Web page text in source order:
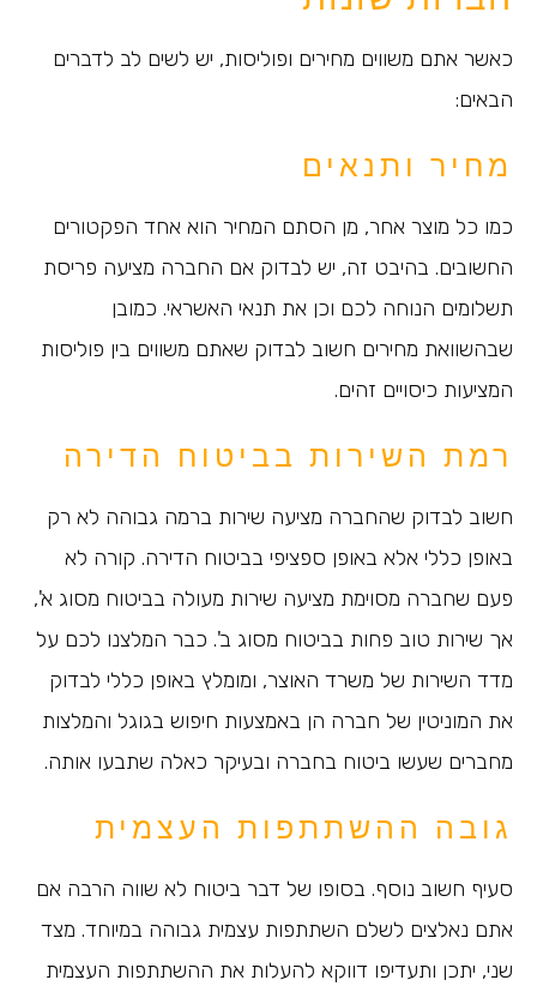
כאשר אתם משווים מחירים ופוליסות, יש לשים לב לדברים
הבאים:
מחיר ותנאים
כמו כל מוצר אחר, מן הסתם המחיר הוא אחד הפקטורים
החשובים. בהיבט זה, יש לבדוק אם החברה מציעה פריסת
תשלומים הנוחה לכם וכן את תנאי האשראי. כמובן
שבהשוואת מחירים חשוב לבדוק שאתם משווים בין פוליסות
המציעות כיסויים זהים.
רמת השירות בביטוח הדירה
חשוב לבדוק שהחברה מציעה שירות ברמה גבוהה לא רק
באופן כללי אלא באופן ספציפי בביטוח הדירה. קורה לא
פעם שחברה מסוימת מציעה שירות מעולה בביטוח מסוג א',
אך שירות טוב פחות בביטוח מסוג ב'. כבר המלצנו לכם על
מדד השירות של משרד האוצר, ומומלץ באופן כללי לבדוק
את המוניטין של חברה הן באמצעות חיפוש בגוגל והמלצות
מחברים שעשו ביטוח בחברה ובעיקר כאלה שתבעו אותה.
גובה ההשתתפות העצמית
סעיף חשוב נוסף. בסופו של דבר ביטוח לא שווה הרבה אם
אתם נאלצים לשלם השתתפות עצמית גבוהה במיוחד. מצד
שני, יתכן ותעדיפו דווקא להעלות את ההשתתפות העצמית